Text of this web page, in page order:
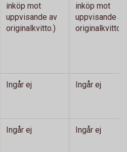
inköp mot
uppvisande av
originalkvitto.)
inköp mot
uppvisande av
originalkvitto.)
Ingår ej Ingår ej
Ingår ej Ingår ej